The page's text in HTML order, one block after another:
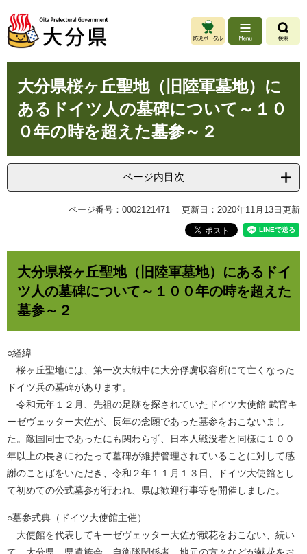
ジ
先
ュ
を
へ
大分県桜ヶ丘聖地（旧陸軍墓地）に
あるドイツ人の墓碑について～１０
０年の時を超えた墓参～２
ページ内目次
ページ番号：0002121471 更新日：2020年11月13日更新
大分県桜ヶ丘聖地（旧陸軍墓地）にあるドイ
ツ人の墓碑について～１００年の時を超えた
墓参～２
○経緯
桜ヶ丘聖地には、第一次大戦中に大分俘虜収容所にて亡くなった
ドイツ兵の墓碑があります。
令和元年１２月、先祖の足跡を探されていたドイツ大使館 武官キ
ーゼヴェッター大佐が、長年の念願であった墓参をおこないまし
た。敵国同士であったにも関わらず、日本人戦没者と同様に１００
年以上の長きにわたって墓碑が維持管理されていることに対して感
謝のことばをいただき、令和２年１１月１３日、ドイツ大使館とし
て初めての公式墓参が行われ、県は歓迎行事等を開催しました。
○墓参式典（ドイツ大使館主催）
大使館を代表してキーゼヴェッター大佐が献花をおこない、続い